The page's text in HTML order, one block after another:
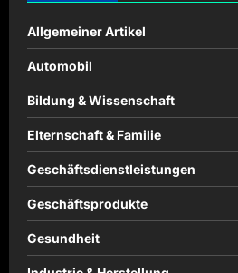
Allgemeiner Artikel
Automobil
Bildung & Wissenschaft
Elternschaft & Familie
Geschäftsdienstleistungen
Geschäftsprodukte
Gesundheit